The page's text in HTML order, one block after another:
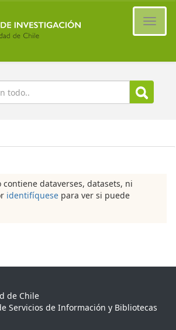
contiene dataverses, datasets, ni
identifíquese para ver si puede
de Chile
Servicios de Información y Bibliotecas